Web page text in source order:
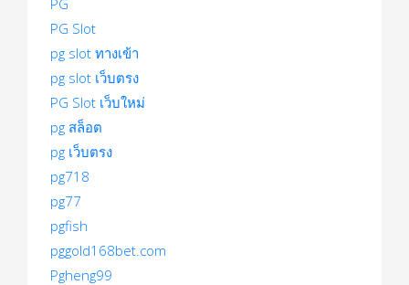
PG Slot
pg slot ทางเข้า
pg slot เว็บตรง
PG Slot เว็บใหม่
pg สล็อต
pg เว็บตรง
pg718
pg77
pgfish
pggold168bet.com
Pgheng99